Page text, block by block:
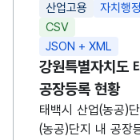
산업고용
자치행
CSV
JSON + XML
강원특별자치도
공장등록 현황
태백시 산업(농공)
(농공)단지 내 공장